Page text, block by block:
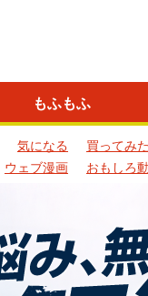
もふもふ
気になる 買ってみ
ウェブ漫画 おもしろ